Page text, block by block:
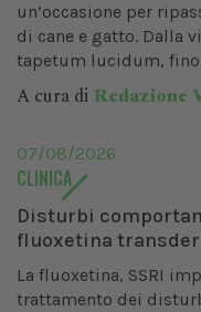
un’occasione per
di cane e gatto. Dalla
tapetum lucidum,
A cura di Redazione
07/08/2026
CLINICA
Disturbi
fluoxetina
La fluoxetina, SSRI
trattamento dei